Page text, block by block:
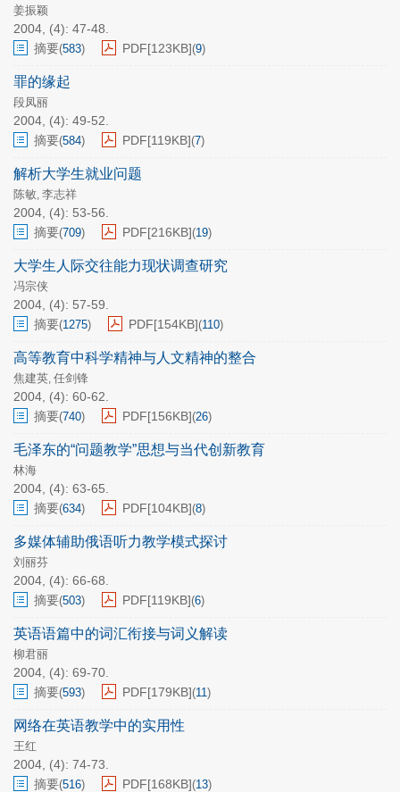
姜振颖
2004, (4): 47-48.
摘要(583) PDF[123KB](9)
罪的缘起
段凤丽
2004, (4): 49-52.
摘要(584) PDF[119KB](7)
解析大学生就业问题
陈敏, 李志祥
2004, (4): 53-56.
摘要(709) PDF[216KB](19)
大学生人际交往能力现状调查研究
冯宗侠
2004, (4): 57-59.
摘要(1275) PDF[154KB](110)
高等教育中科学精神与人文精神的整合
焦建英, 任剑锋
2004, (4): 60-62.
摘要(740) PDF[156KB](26)
毛泽东的“问题教学”思想与当代创新教育
林海
2004, (4): 63-65.
摘要(634) PDF[104KB](8)
多媒体辅助俄语听力教学模式探讨
刘丽芬
2004, (4): 66-68.
摘要(503) PDF[119KB](6)
英语语篇中的词汇衔接与词义解读
柳君丽
2004, (4): 69-70.
摘要(593) PDF[179KB](11)
网络在英语教学中的实用性
王红
2004, (4): 74-73.
摘要(516) PDF[168KB](13)